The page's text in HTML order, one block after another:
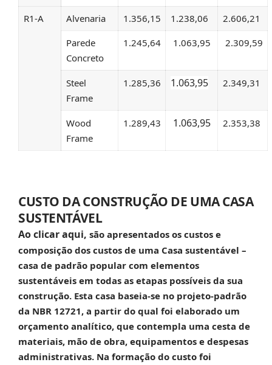
R1-A
Alvenaria 1.356,15 1.238,06
2.606,21
Parede
Concreto
1.245,64 1.063,95 2.309,59
Steel
Frame
1.285,36 1.063,95 2.349,31
Wood
Frame
1.289,43 1.063,95 2.353,38
CUSTO DA CONSTRUÇÃO DE UMA CASA
SUSTENTÁVEL
Ao clicar aqui, são apresentados os custos e
composição dos custos de uma Casa sustentável –
casa de padrão popular com elementos
sustentáveis em todas as etapas possíveis da sua
construção. Esta casa baseia-se no projeto-padrão
da NBR 12721, a partir do qual foi elaborado um
orçamento analítico, que contempla uma cesta de
materiais, mão de obra, equipamentos e despesas
administrativas. Na formação do custo foi